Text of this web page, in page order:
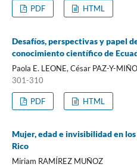
PDF HTML
Desafíos, perspectivas y papel
conocimiento científico de
Paola E. LEONE, César PAZ-Y-MIÑO
301-310
PDF HTML
Mujer, edad e invisibilidad en
Rico
Miriam RAMÍREZ MUÑOZ